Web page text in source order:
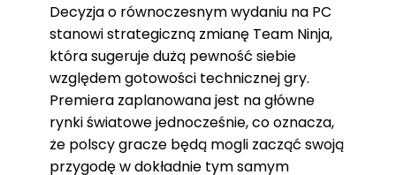
Decyzja o równoczesnym wydaniu na PC
stanowi strategiczną zmianę Team Ninja,
która sugeruje dużą pewność siebie
względem gotowości technicznej gry.
Premiera zaplanowana jest na główne
rynki światowe jednocześnie, co oznacza,
że polscy gracze będą mogli zacząć swoją
przygodę w dokładnie tym samym